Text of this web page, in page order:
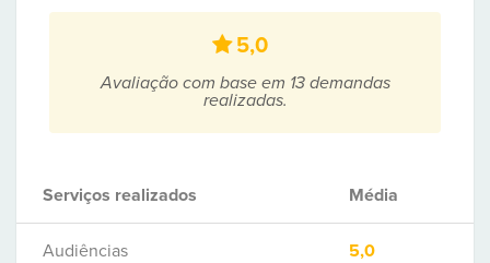
5,0
Avaliação com base em 13 demandas
realizadas.
Serviços realizados Média
Audiências 5,0